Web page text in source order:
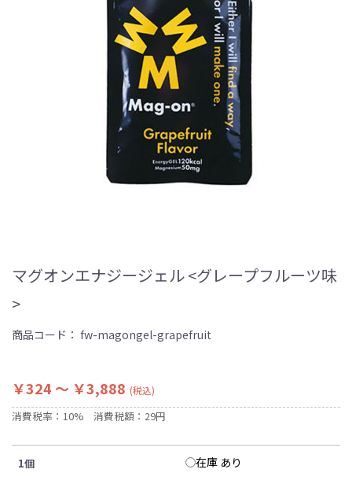
マグオンエナジージェル <グレープフルーツ味
>
商品コード： fw-magongel-grapefruit
￥324 ～ ￥3,888 (税込)
消費税率：10% 消費税額：29円
1個
在庫 あり